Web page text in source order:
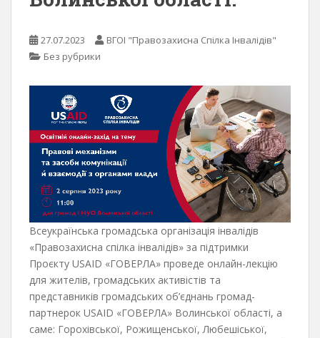
27.07.2023
ВГОІ "Правозахисна Спілка Інвалідів"
Без рубрики
Всеукраїнська громадська організація інвалідів
«Правозахисна спілка інвалідів» за підтримки
Проєкту USAID «ГОВЕРЛА» проведе онлайн-лекцію
для жителів, громадських активістів та
представників громадських об’єднань громад-
партнерок USAID «ГОВЕРЛА» Волинської області, а
саме: Горохівської, Рожищенської, Любешіської,